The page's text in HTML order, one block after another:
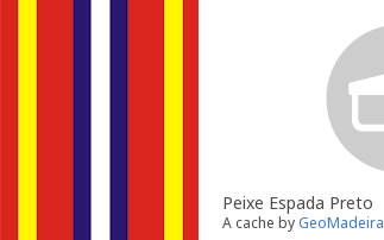
Peixe Espada Preto
A cache by GeoMadeira